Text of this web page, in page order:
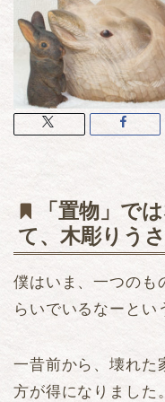
「置物」で
て、木彫りう
僕はいま、一つのも
らいでいるなーとい
一昔前から、壊れた
方が得になりました